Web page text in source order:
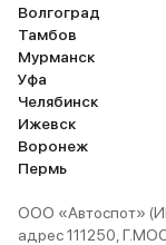
Волгоград
Тамбов
Мурманск
Уфа
Челябинск
Ижевск
Воронеж
Пермь
ООО «Автоспот»
адрес 111250,